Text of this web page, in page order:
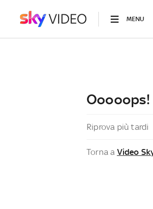
MENU
Riprova più tardi
Torna a Video